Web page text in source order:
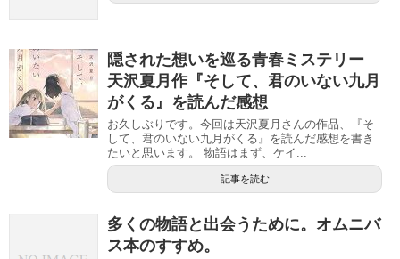
隠された想いを巡る青春ミステリー
天沢夏月作『そして、君のいない九月
がくる』を読んだ感想
お久しぶりです。今回は天沢夏月さんの作品、『そ
して、君のいない九月がくる』を読んだ感想を書き
たいと思います。 物語はまず、ケイ...
記事を読む
多くの物語と出会うために。オムニバ
ス本のすすめ。